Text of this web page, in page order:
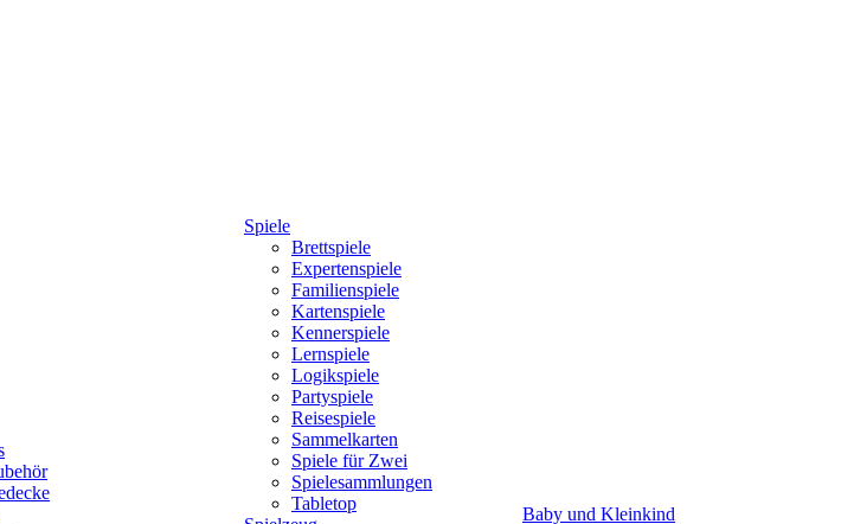
Spiele
Brettspiele
Expertenspiele
Familienspiele
Kartenspiele
Kennerspiele
Lernspiele
Logikspiele
Partyspiele
Reisespiele
Sammelkarten
Spiele für Zwei
Spielesammlungen
Tabletop
Baby und Kleinkind